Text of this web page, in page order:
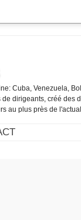
Cuba, Venezuela,
dirigeants, créé des
au plus près de